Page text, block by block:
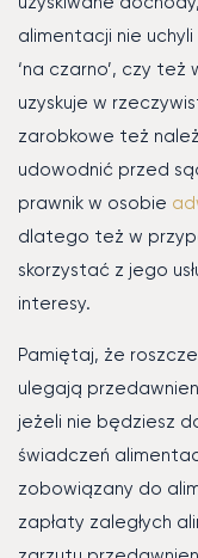
alimentacji nie
‘na czarno’, czy
uzyskuje w
zarobkowe też
udowodnić przed
prawnik w osobie
dlatego też w
skorzystać z jego
interesy.
Pamiętaj, że
ulegają
jeżeli nie będziesz
świadczeń
zobowiązany do
zapłaty zaległych